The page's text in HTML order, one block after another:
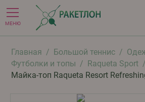
МЕНЮ
Главная / Большой теннис /
Футболки и топы / Raqueta Sport /
Майка-топ Raqueta Resort